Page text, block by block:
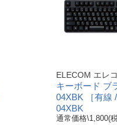
ELECOM エレ
キーボード ブ
04XBK ［有線
04XBK
通常価格\1,800(